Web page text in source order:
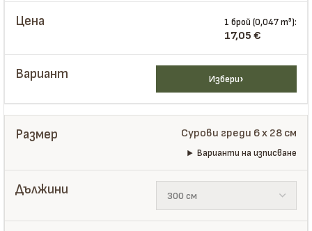
1 брой (0,047 m³):
17,05 €
Избери
Сурови греди 6 x 28 см
Варианти на изписване